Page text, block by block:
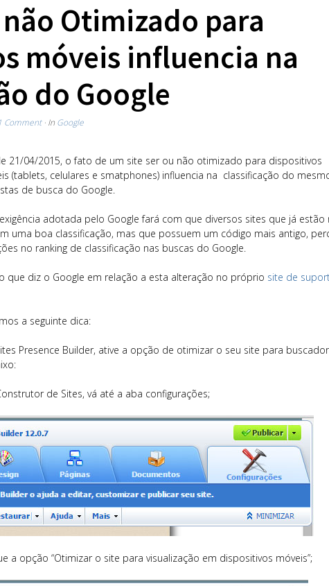
Otimizado para
móveis influencia na
do Google
1 Comment· In Google
21/04/2015, o fato de um site ser ou não otimizado para dispositivos
(tablets, celulares e smatphones) influencia na classificação do
de busca do Google.
adotada pelo Google fará com que diversos sites que já estão
uma boa classificação, mas que possuem um código mais antigo,
no ranking de classificação nas buscas do Google.
que diz o Google em relação a esta alteração no próprio site de
a seguinte dica:
Presence Builder, ative a opção de otimizar o seu site para
de Sites, vá até a aba configurações;
a opção “Otimizar o site para visualização em dispositivos móveis”;